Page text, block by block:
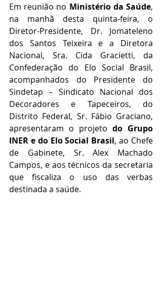
Em reunião no Ministério da Saúde,
na manhã desta quinta-feira, o
Diretor-Presidente, Dr. Jomateleno
dos Santos Teixeira e a Diretora
Nacional, Sra. Cida Gracietti, da
Confederação do Elo Social Brasil,
acompanhados do Presidente do
Sindetap – Sindicato Nacional dos
Decoradores e Tapeceiros, do
Distrito Federal, Sr. Fábio Graciano,
apresentaram o projeto do Grupo
INER e do Elo Social Brasil, ao Chefe
de Gabinete, Sr. Alex Machado
Campos, e aos técnicos da secretaria
que fiscaliza o uso das verbas
destinada a saúde.